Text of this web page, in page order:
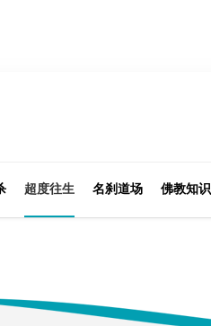
超度往生 名刹道场 佛教知识